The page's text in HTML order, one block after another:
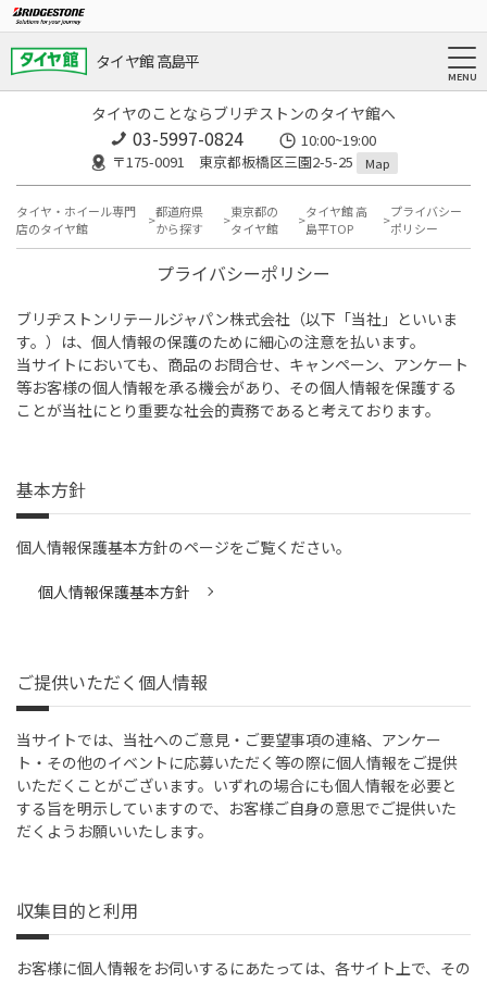
タイヤ館 高島平
タイヤのことならブリヂストンのタイヤ館へ
03-5997-0824
10:00~19:00
〒175-0091 東京都板橋区三園2-5-25
Map
タイヤ・ホイール専門
店のタイヤ館
都道府県
から探す
東京都の
タイヤ館
タイヤ館 高
島平TOP
プライバシー
ポリシー
プライバシーポリシー
ブリヂストンリテールジャパン株式会社（以下「当社」といいま
す。）は、個人情報の保護のために細心の注意を払います。
当サイトにおいても、商品のお問合せ、キャンペーン、アンケート
等お客様の個人情報を承る機会があり、その個人情報を保護する
ことが当社にとり重要な社会的責務であると考えております。
基本方針
個人情報保護基本方針のページをご覧ください。
個人情報保護基本方針
ご提供いただく個人情報
当サイトでは、当社へのご意見・ご要望事項の連絡、アンケー
ト・その他のイベントに応募いただく等の際に個人情報をご提供
いただくことがございます。いずれの場合にも個人情報を必要と
する旨を明示していますので、お客様ご自身の意思でご提供いた
だくようお願いいたします。
収集目的と利用
お客様に個人情報をお伺いするにあたっては、各サイト上で、その